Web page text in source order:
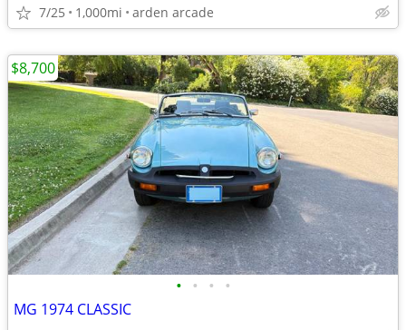
7/25 1,000mi arden arcade
• • • •
MG 1974 CLASSIC
$8,700